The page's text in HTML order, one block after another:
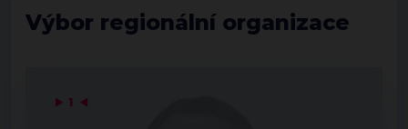
Výbor regionální organizace
▶ 1 ◀